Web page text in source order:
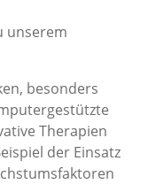
unserem
besonders
Therapien
der Einsatz